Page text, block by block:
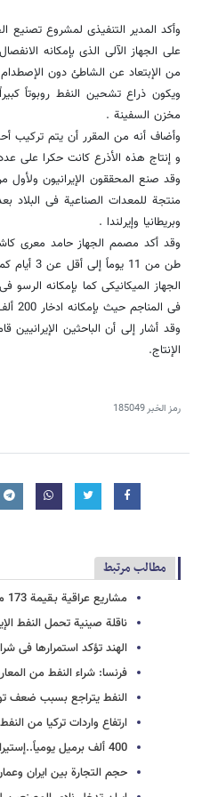
وأکد المدیر التنفیذی لمشروع تصنیع
علی الجهاز الآلی الذی بإمکانه
من الإبتعاد عن الشاطئ دون الإصطدام
ویکون ذراع تشحین النفط روبوتاً
مخزن السفینة .
وأضاف أنه من المقرر أن یتم ترکیب
و إنتاج هذه الأذرع کانت حکرا علی
وقد صنع المحققون الإیرانیون
منتجة للمعدات الصناعیة فی البلاد
وبریطانیا وإیرلندا .
طن من 11
الجهاز المیکانیکی کما بإمکانه
فی المناجم حیث بإمکانه ادخار 200 ألف طن من الحدید فی شعاع 80 متراً وإرتفاع 18 مترا.
وقد أشار إلی أن الباحثین
الإنتاج.
رمز الخبر185049
مطالب مرتبط
مشاریع عراقیة بـقیمة 173 ملیار دولار
ناقلة صینیة تحمل النفط
الهند تؤکد استمرارها فی
فرنسا: شراء النفط من
النفط یتراجع بسبب ضعف
ارتفاع واردات ترکیا من النفط
400 ألف برمیل یومیاً..إستیراد الصین من الخام الإیرانی
حجم التجارة بین ایران وعمان بلغ 250